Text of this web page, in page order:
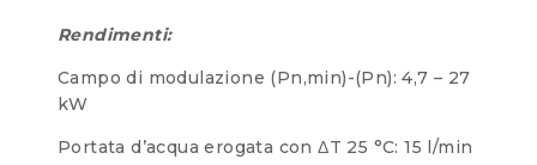
Rendimenti:
Campo di modulazione (Pn,min)-(Pn): 4,7 – 27
kW
Portata d’acqua erogata con ΔT 25 °C: 15 l/min